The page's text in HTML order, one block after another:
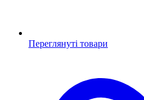
Переглянуті товари